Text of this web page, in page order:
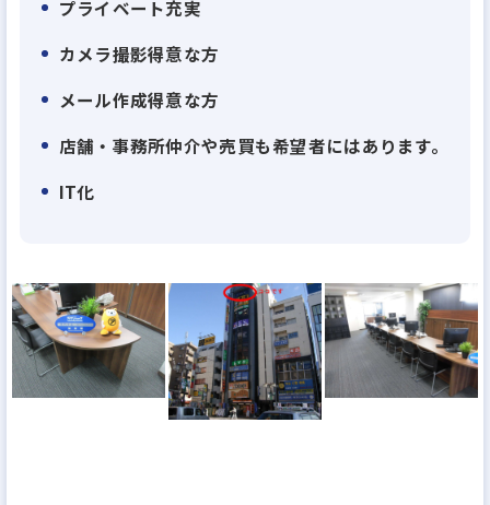
プライベート充実
カメラ撮影得意な方
メール作成得意な方
店舗・事務所仲介や売買も希望者にはあります。
IT化